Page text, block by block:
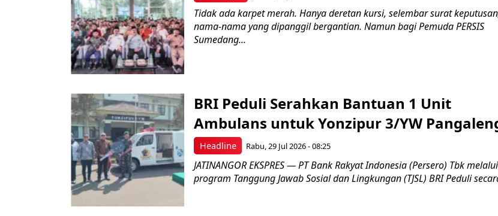
Tidak ada karpet merah. Hanya deretan kursi, selembar surat
nama-nama yang dipanggil bergantian. Namun bagi Pemuda PERSIS
Sumedang...
Headline
BRI Peduli Serahkan Bantuan 1 Unit
Ambulans untuk Yonzipur 3/YW
Rabu, 29 Jul 2026 - 08:25
JATINANGOR EKSPRES — PT Bank Rakyat Indonesia (Persero) Tbk melalui
program Tanggung Jawab Sosial dan Lingkungan (TJSL) BRI Peduli